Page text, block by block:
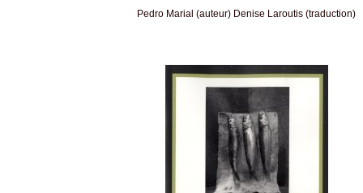
Pedro Marial (auteur) Denise Laroutis (traduction)